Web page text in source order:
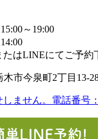
～19:00
はLINEにてご予約
⽊市今泉町2丁目13-